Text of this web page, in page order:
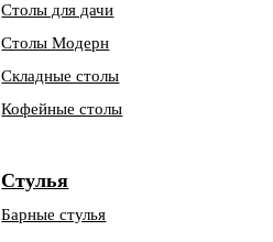
Столы для дачи
Столы Модерн
Складные столы
Кофейные столы
Стулья
Барные стулья